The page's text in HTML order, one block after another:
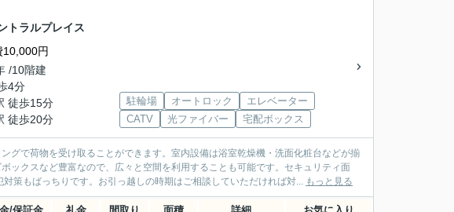
トラルプレイス
円
/10階建
4分
徒歩15分
徒歩20分
駐輪場 オートロック
エレベーター
CATV
光ファイバー 宅配ボックス
グで荷物を受け取ることができます。室内設備は浴室乾燥機・洗面化粧台などが揃
ックスなど豊富なので、広々と空間を利用することも可能です。セキュリティ面
策もばっちりです。お引っ越しの時期はご相談していただければ対... もっと見る